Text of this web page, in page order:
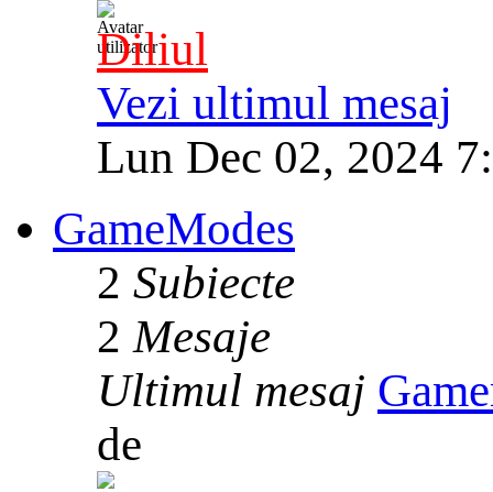
Diliul
Vezi ultimul mesaj
Lun Dec 02, 2024
GameModes
2 Subiecte
2 Mesaje
Ultimul mesaj
de